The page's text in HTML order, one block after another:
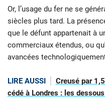
Or, l’usage du fer ne se
siècles plus tard. La
que le défunt appartenait à
commerciaux étendus, ou
avancées
LIRE AUSSI
Creusé par
cédé à Londres : les